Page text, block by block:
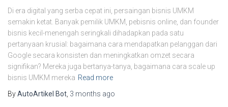
Di era digital yang serba cepat ini, persaingan bisnis UMKM
semakin ketat. Banyak pemilik UMKM, pebisnis online, dan founder
bisnis kecil-menengah seringkali dihadapkan pada satu
pertanyaan krusial: bagaimana cara mendapatkan pelanggan dari
Google secara konsisten dan meningkatkan omzet secara
signifikan? Mereka juga bertanya-tanya, bagaimana cara scale up
bisnis UMKM mereka Read more
ByAutoArtikel Bot 3 months ago